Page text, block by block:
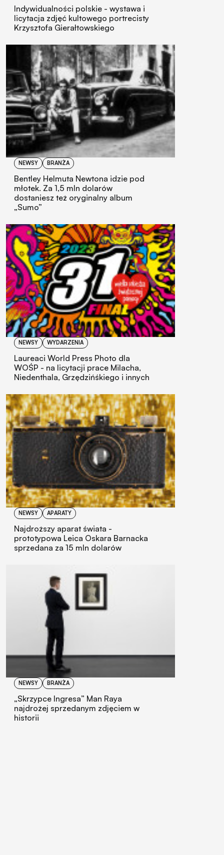
Indywidualności polskie - wystawa i
licytacja zdjęć kultowego portrecisty
Krzysztofa Gierałtowskiego
NEWSY BRANŻA
Bentley Helmuta Newtona idzie pod
młotek. Za 1,5 mln dolarów
dostaniesz też oryginalny album
„Sumo”
NEWSY WYDARZENIA
Laureaci World Press Photo dla
WOŚP - na licytacji prace Milacha,
Niedenthala, Grzędzińśkiego i innych
NEWSY APARATY
Najdroższy aparat świata -
prototypowa Leica Oskara Barnacka
sprzedana za 15 mln dolarów
NEWSY BRANŻA
„Skrzypce Ingresa” Man Raya
najdrożej sprzedanym zdjęciem w
historii